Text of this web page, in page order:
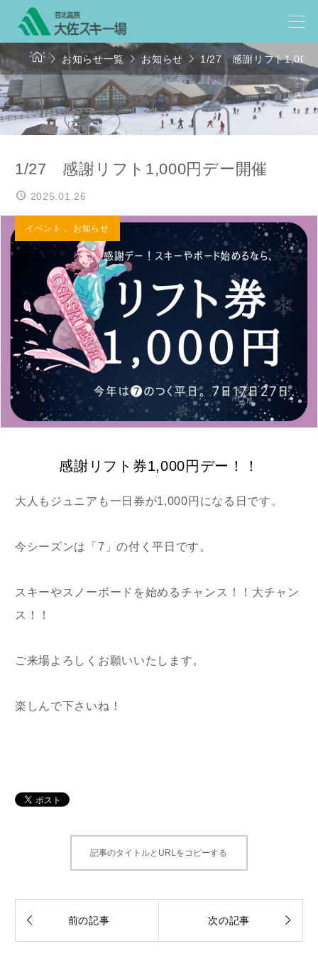
 お知らせ一覧お知らせ1/27 感謝リフト1,000
1/27 感謝リフト1,000円デー開催
2025.01.26
イベント , お知らせ
感謝リフト券1,000円デー！！
大人もジュニアも一日券が1,000円になる日です。
今シーズンは「7」の付く平日です。
スキーやスノーボードを始めるチャンス！！大チャン
ス！！
ご来場よろしくお願いいたします。
楽しんで下さいね！
記事のタイトルとURLをコピーする
 前の記事 次の記事 